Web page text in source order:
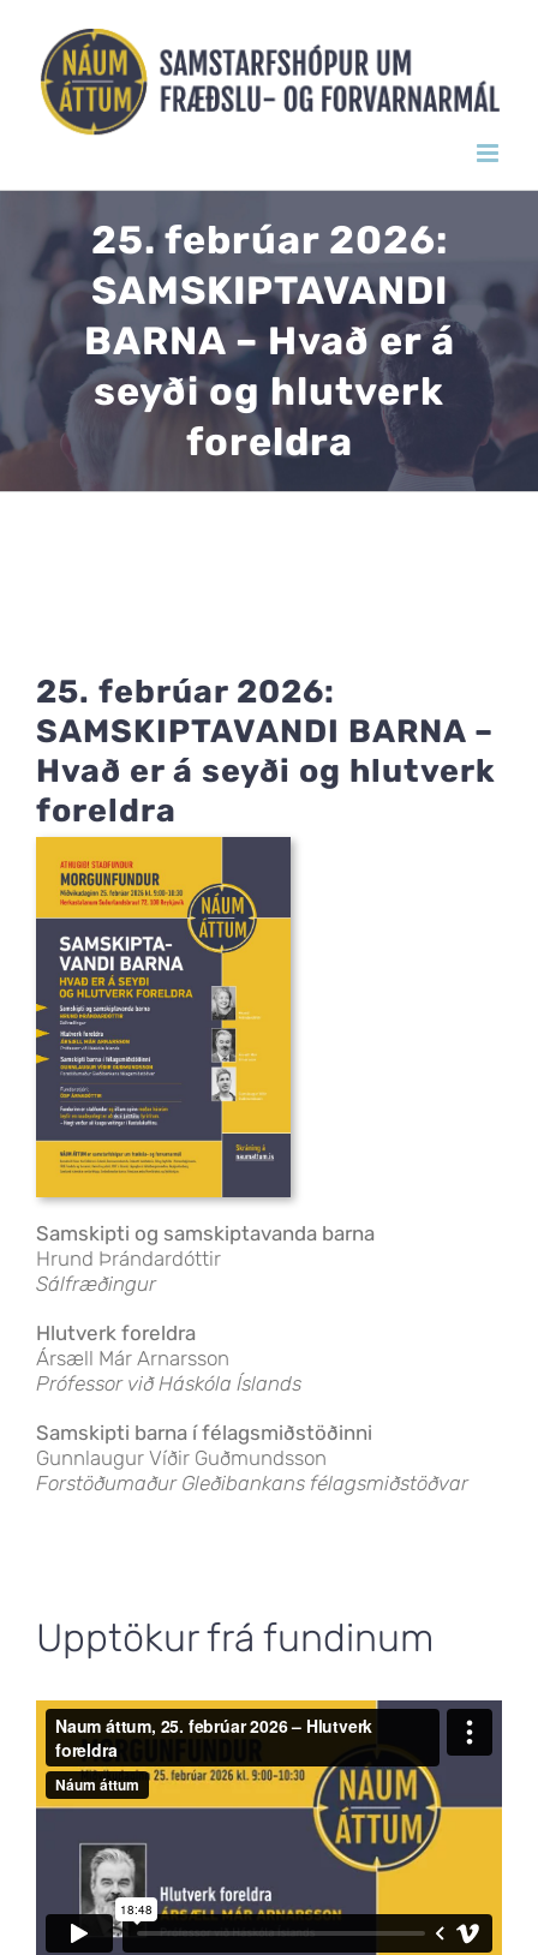
content
25. febrúar 2026:
SAMSKIPTAVANDI
BARNA – Hvað er á
seyði og hlutverk
foreldra
25. febrúar 2026:
SAMSKIPTAVANDI BARNA –
Hvað er á seyði og hlutverk
foreldra
Samskipti og samskiptavanda barna
Hrund Þrándardóttir
Sálfræðingur
Hlutverk foreldra
Ársæll Már Arnarsson
Prófessor við Háskóla Íslands
Samskipti barna í félagsmiðstöðinni
Gunnlaugur Víðir Guðmundsson
Forstöðumaður Gleðibankans félagsmiðstöðvar
Upptökur frá fundinum